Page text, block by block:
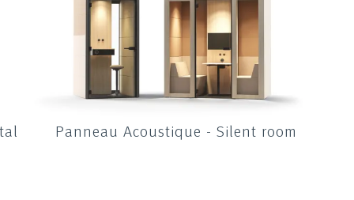
Panneau Acoustique - Silent room